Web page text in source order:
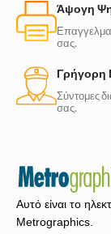
Άψογη
σας.
Γρήγορη
Σύντομες
σας.
Αυτό είναι το
Metrographics.